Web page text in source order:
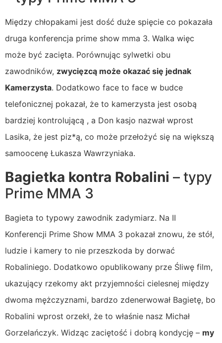
Między chłopakami jest dość duże spięcie co pokazała
druga konferencja prime show mma 3. Walka więc
może być zacięta. Porównując sylwetki obu
zawodników, zwycięzcą może okazać się jednak
Kamerzysta. Dodatkowo face to face w budce
telefonicznej pokazał, że to kamerzysta jest osobą
bardziej kontrolującą , a Don kasjo nazwał wprost
Lasika, że jest piz*ą, co może przełożyć się na większą
samoocenę Łukasza Wawrzyniaka.
Bagietka kontra Robalini – typy
Prime MMA 3
Bagieta to typowy zawodnik zadymiarz. Na II
Konferencji Prime Show MMA 3 pokazał znowu, że stół,
ludzie i kamery to nie przeszkoda by dorwać
Robaliniego. Dodatkowo opublikowany prze Śliwę film,
ukazujący rzekomy akt przyjemności cielesnej między
dwoma mężczyznami, bardzo zdenerwował Bagietę, bo
Robalini wprost orzekł, że to właśnie nasz Michał
Gorzelańczyk. Widząc zaciętość i dobrą kondycję – my